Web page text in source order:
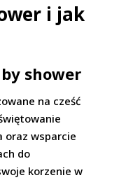
i jak
shower
na cześć
oraz wsparcie
do
korzenie w